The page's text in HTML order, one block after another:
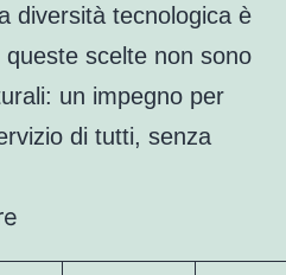
diversità tecnologica è
scelte non sono
un impegno per
di tutti, senza